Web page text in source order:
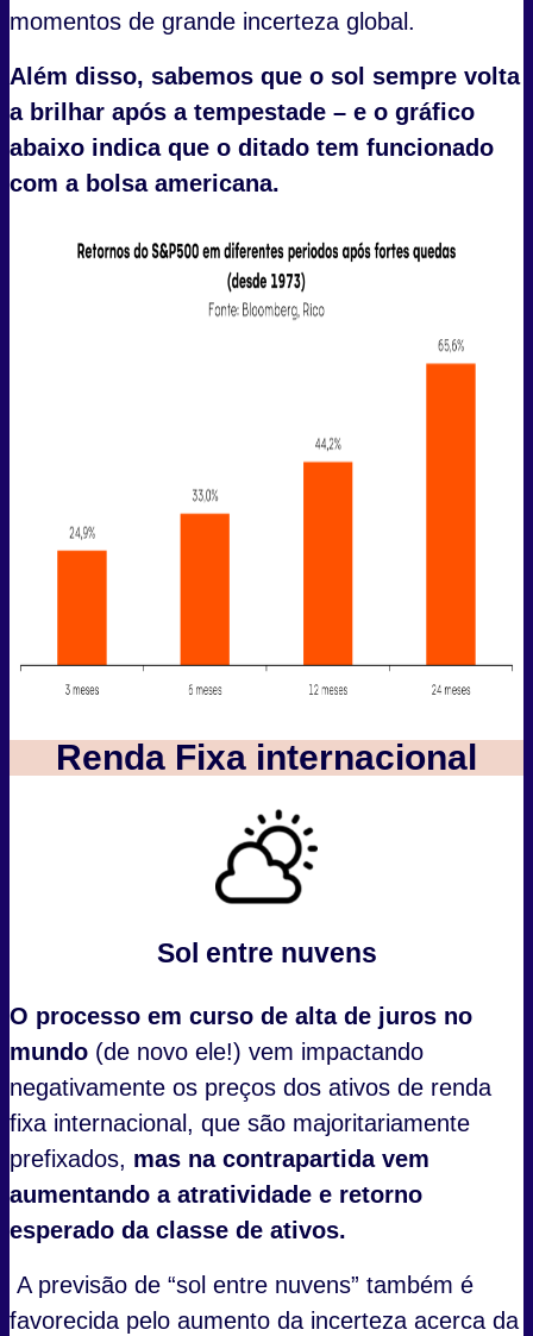
momentos de grande incerteza global.
Além disso, sabemos que o sol sempre volta
a brilhar após a tempestade – e o gráfico
abaixo indica que o ditado tem funcionado
com a bolsa americana.
Renda Fixa internacional
Sol entre nuvens
O processo em curso de alta de juros no
mundo (de novo ele!) vem impactando
negativamente os preços dos ativos de renda
fixa internacional, que são majoritariamente
prefixados, mas na contrapartida vem
aumentando a atratividade e retorno
esperado da classe de ativos.
A previsão de “sol entre nuvens” também é
favorecida pelo aumento da incerteza acerca da